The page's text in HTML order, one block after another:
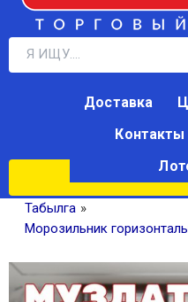
Доставка
Контакты
Табылга »
Морозильник